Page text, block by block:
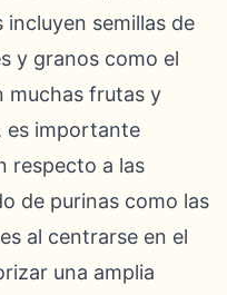
semillas de
y granos como el
muchas frutas y
es importante
respecto a las
de purinas como las
al centrarse en el
una amplia